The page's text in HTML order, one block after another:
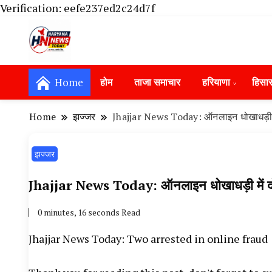
Verification: eefe237ed2c24d7f
Hansi News Today, Hisar Crime News
Update in Haryana, Weather Alert in
Portet Update News, Student Portest
Home होम ताजा समाचार हरियाणा हिसार
Home झज्जर Jhajjar News Today: ऑनलाइन
झज्जर
Jhajjar News Today: ऑनलाइन धोखाधड़ी
0 minutes, 16 seconds Read
Jhajjar News Today: Two arrested in online fraud